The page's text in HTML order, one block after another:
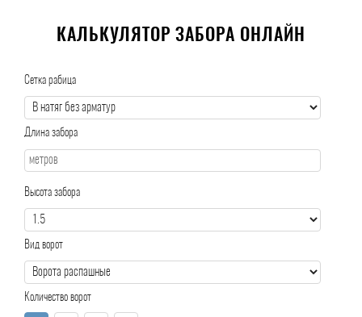
КАЛЬКУЛЯТОР ЗАБОРА ОНЛАЙН
Сетка рабица
Длина забора
Высота забора
Вид ворот
Количество ворот